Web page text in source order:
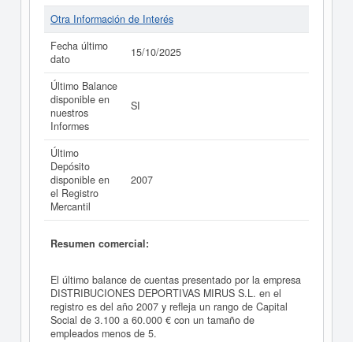
Otra Información de Interés
Fecha último
dato
15/10/2025
Último Balance
disponible en
nuestros
Informes
SI
Último
Depósito
disponible en
el Registro
Mercantil
2007
Resumen comercial:
El último balance de cuentas presentado por la empresa
DISTRIBUCIONES DEPORTIVAS MIRUS S.L. en el
registro es del año 2007 y refleja un rango de Capital
Social de 3.100 a 60.000 € con un tamaño de
empleados menos de 5.